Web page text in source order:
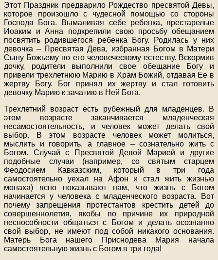
Этот Праздник предварило Рождество пресвятой Девы,
которое произошло с чудесной помощью со стороны
Господа Бога. Вымаливая себе ребенка, престарелые
Иоаким и Анна подкрепили свою просьбу обещанием
посвятить родившегося ребенка Богу. Родилась у них
девочка – Пресвятая Дева, избранная Богом в Матери
Сыну Божьему по его человеческому естеству. Вскормив
дочку, родители выполнили свое обещание Богу и
привели трехлетнюю Марию в Храм Божий, отдавая Ее в
жертву Богу. Бог принял их жертву и стал готовить
девочку Марию к зачатию в Ней Бога.
Трехлетний возраст есть рубежный для младенцев. В
этом возрасте заканчивается младенческая
несамостоятельность, и человек может делать свой
выбор. В этом возрасте человек может молиться,
мыслить и говорить, а главное – сознательно жить с
Богом. Случай с Пресвятой Девой Марией и другие
подобные случаи (например, со святым старцем
Феодосием Кавказским, который в три года
самостоятельно уехал на Афон и стал жить жизнью
монаха) ясно показывают нам, что жизнь с Богом
начинается у человека с младенческого возраста. Вот
почему запрещения протестантов крестить детей до
совершеннолетия, якобы по причине их природной
неспособности общаться с Богом и делать осознанно
свой выбор, не имеют под собой никакого основания.
Матерь Бога нашего Приснодева Мария начала
самостоятельную жизнь с Богом в три года!